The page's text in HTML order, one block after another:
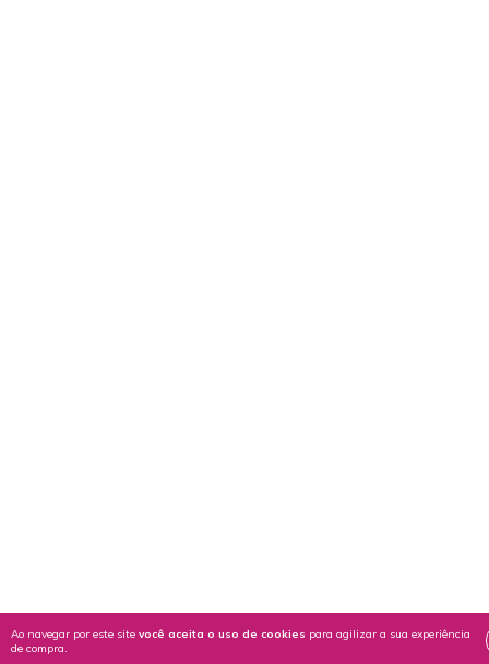
Ao navegar por este site você aceita o uso de cookies para agilizar a sua experiência
de compra.